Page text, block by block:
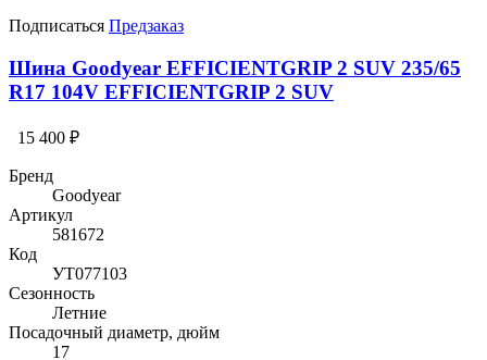
Подписаться Предзаказ
Шина Goodyear EFFICIENTGRIP 2 SUV 235/65
R17 104V EFFICIENTGRIP 2 SUV
15 400 ₽
Бренд
Goodyear
Артикул
581672
Код
УТ077103
Сезонность
Летние
Посадочный диаметр, дюйм
17